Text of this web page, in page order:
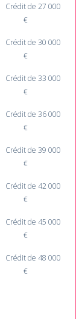
Crédit de 27 000
€
Crédit de 30 000
€
Crédit de 33 000
€
Crédit de 36 000
€
Crédit de 39 000
€
Crédit de 42 000
€
Crédit de 45 000
€
Crédit de 48 000
€